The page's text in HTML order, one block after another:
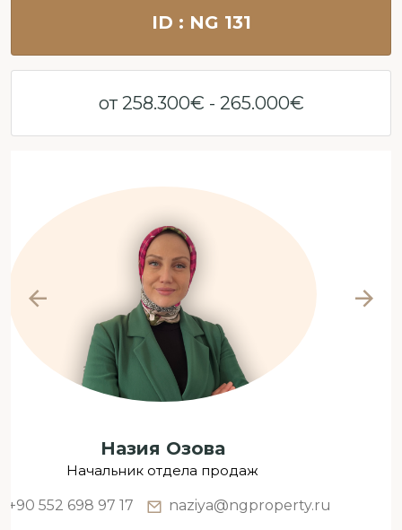
ID : NG 131
от 258.300€ - 265.000€
Муаз Озов
Менеджер по продажам
+90 552 698 97 74 muaz@ngproperty.ru